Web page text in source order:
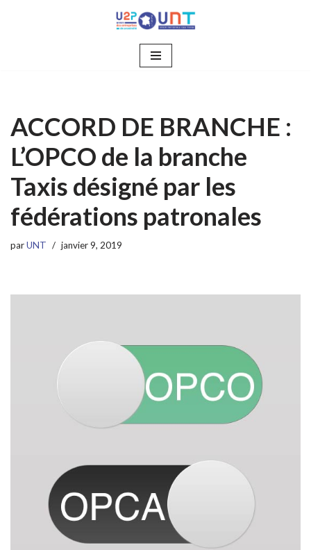
ACCORD DE BRANCHE :
L’OPCO de la branche
Taxis désigné par les
fédérations patronales
parUNT janvier 9, 2019